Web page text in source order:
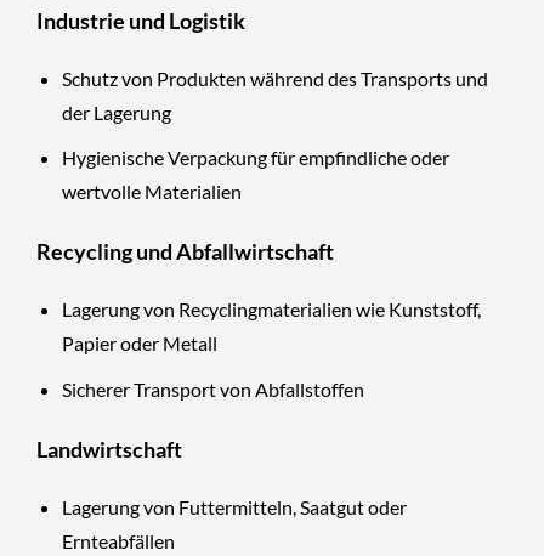
Industrie und Logistik
Schutz von Produkten während des Transports und
der Lagerung
Hygienische Verpackung für empfindliche oder
wertvolle Materialien
Recycling und Abfallwirtschaft
Lagerung von Recyclingmaterialien wie Kunststoff,
Papier oder Metall
Sicherer Transport von Abfallstoffen
Landwirtschaft
Lagerung von Futtermitteln, Saatgut oder
Ernteabfällen